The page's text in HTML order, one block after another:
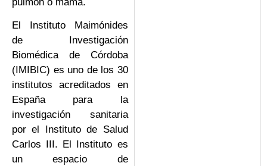
El Instituto Maimónides
de Investigación
Biomédica de Córdoba
(IMIBIC) es uno de los 30
institutos acreditados en
España para la
investigación sanitaria
por el Instituto de Salud
Carlos III. El Instituto es
un espacio de